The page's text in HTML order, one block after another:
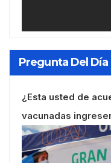
Pregunta Del Día
¿Esta usted de
vacunadas